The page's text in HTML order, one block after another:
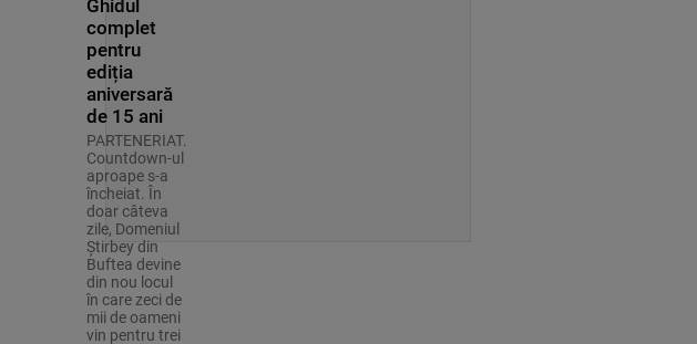
Ghidul
complet
pentru
ediția
aniversară
de 15 ani
PARTENERIAT.
Countdown-ul
aproape s-a
încheiat. În
doar câteva
zile, Domeniul
Știrbey din
Buftea devine
din nou locul
în care zeci de
mii de oameni
vin pentru trei